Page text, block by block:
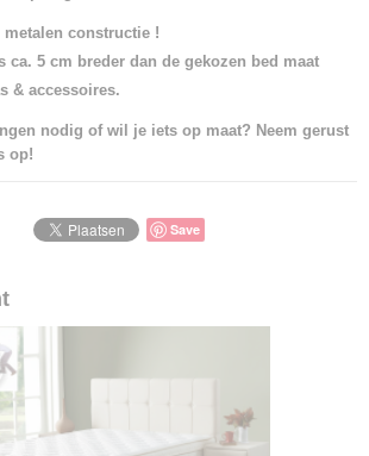
constructie !
ca. 5 cm breder dan de gekozen bed maat
& accessoires.
nodig of wil je iets op maat? Neem gerust
op!
Save